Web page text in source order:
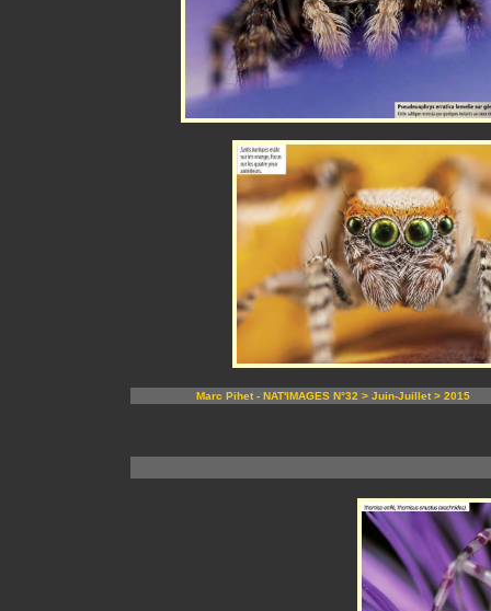
Marc Pihet - NAT'IMAGES N°32 > Juin-Juillet > 2015